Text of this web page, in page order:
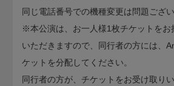
同じ電話番号での機種変更は問題ござい
※本公演は、お一人様1枚チケットをお
いただきますので、同行者の方には、
ケットを分配してください。
同行者の方が、チケットをお受け取り